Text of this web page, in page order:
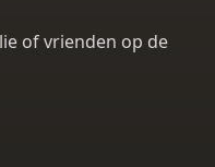
of vrienden op de